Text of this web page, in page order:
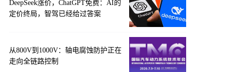
DeepSeek涨价，ChatGPT免费：AI的
定价终局，智驾已经给过答案
从800V到1000V：轴电腐蚀防护正在
走向全链路控制